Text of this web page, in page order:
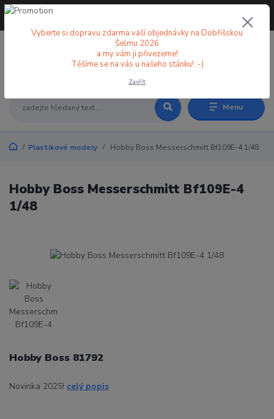
Menu
+420 773 998 582
Plastikové modely Hobby Boss Messerschmitt Bf109E-4 1/48
Hobby Boss Messerschmitt Bf109E-4
1/48
Hobby Boss 81792
Novinka 2025! celý popis
Vyberte si dopravu zdarma vaší objednávky na Dobříšskou
Šelmu 2026
a my vám ji přivezeme!
Těšíme se na vás u našeho stánku! :-)
Zavřít